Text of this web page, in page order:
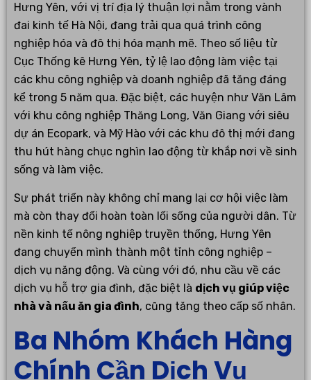
Hưng Yên, với vị trí địa lý thuận lợi nằm trong vành
đai kinh tế Hà Nội, đang trải qua quá trình công
nghiệp hóa và đô thị hóa mạnh mẽ. Theo số liệu từ
Cục Thống kê Hưng Yên, tỷ lệ lao động làm việc tại
các khu công nghiệp và doanh nghiệp đã tăng đáng
kể trong 5 năm qua. Đặc biệt, các huyện như Văn Lâm
với khu công nghiệp Thăng Long, Văn Giang với siêu
dự án Ecopark, và Mỹ Hào với các khu đô thị mới đang
thu hút hàng chục nghìn lao động từ khắp nơi về sinh
sống và làm việc.
Sự phát triển này không chỉ mang lại cơ hội việc làm
mà còn thay đổi hoàn toàn lối sống của người dân. Từ
nền kinh tế nông nghiệp truyền thống, Hưng Yên
đang chuyển mình thành một tỉnh công nghiệp –
dịch vụ năng động. Và cùng với đó, nhu cầu về các
dịch vụ hỗ trợ gia đình, đặc biệt là dịch vụ giúp việc
nhà và nấu ăn gia đình, cũng tăng theo cấp số nhân.
Ba Nhóm Khách Hàng
Chính Cần Dịch Vụ